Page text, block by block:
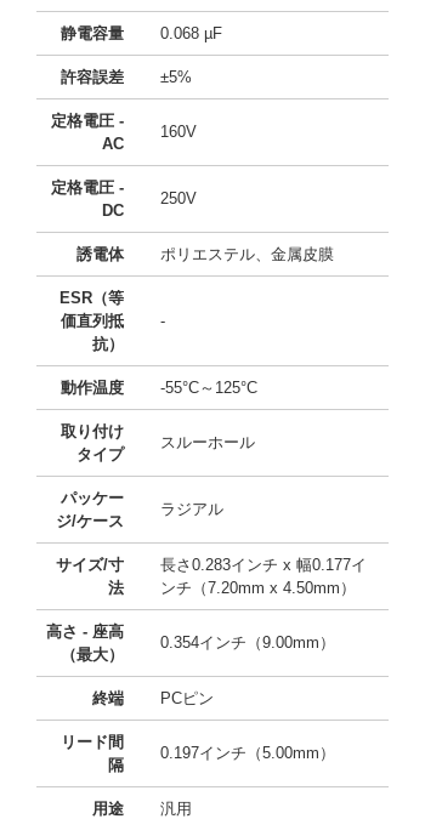
静電容量 0.068 µF
許容誤差 ±5%
定格電圧 -
AC
160V
定格電圧 -
DC
250V
誘電体 ポリエステル、金属皮膜
ESR（等
価直列抵
抗）
-
動作温度 -55°C～125°C
取り付け
タイプ
スルーホール
パッケー
ジ/ケース
ラジアル
サイズ/寸
法
長さ0.283インチ x 幅0.177イ
ンチ（7.20mm x 4.50mm）
高さ - 座高
（最大）
0.354インチ（9.00mm）
終端 PCピン
リード間
隔
0.197インチ（5.00mm）
用途 汎用